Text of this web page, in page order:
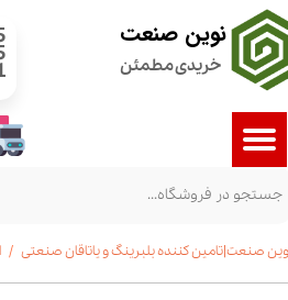
نوین صنعت
خریدی مطمئن
صنعت|تامین کننده بلبرینگ و یاتاقان صنعتی